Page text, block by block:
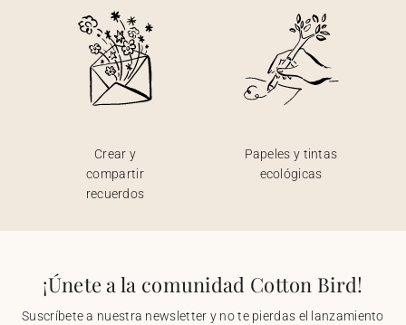
Crear y
compartir
recuerdos
Papeles y tintas
ecológicas
¡Únete a la comunidad Cotton Bird!
Suscríbete a nuestra newsletter y no te pierdas el lanzamiento